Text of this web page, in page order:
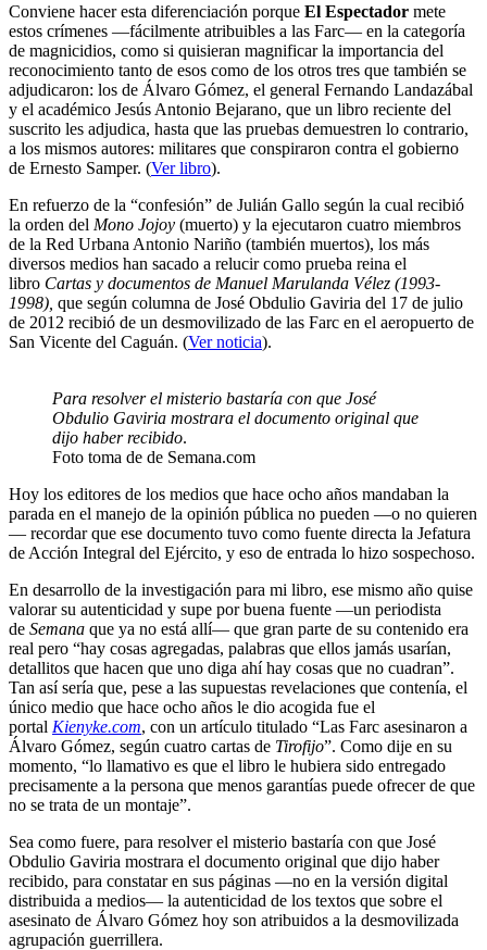
Conviene hacer esta diferenciación porque El Espectador mete
estos crímenes —fácilmente atribuibles a las Farc— en la categoría
de magnicidios, como si quisieran magnificar la importancia del
reconocimiento tanto de esos como de los otros tres que también se
adjudicaron: los de Álvaro Gómez, el general Fernando Landazábal
y el académico Jesús Antonio Bejarano, que un libro reciente del
suscrito les adjudica, hasta que las pruebas demuestren lo contrario,
a los mismos autores: militares que conspiraron contra el gobierno
de Ernesto Samper. (Ver libro).
En refuerzo de la “confesión” de Julián Gallo según la cual recibió
la orden del Mono Jojoy (muerto) y la ejecutaron cuatro miembros
de la Red Urbana Antonio Nariño (también muertos), los más
diversos medios han sacado a relucir como prueba reina el
libro Cartas y documentos de Manuel Marulanda Vélez (1993-
1998), que según columna de José Obdulio Gaviria del 17 de julio
de 2012 recibió de un desmovilizado de las Farc en el aeropuerto de
San Vicente del Caguán. (Ver noticia).
Para resolver el misterio bastaría con que José
Obdulio Gaviria mostrara el documento original que
dijo haber recibido.
Foto toma de de Semana.com
Hoy los editores de los medios que hace ocho años mandaban la
parada en el manejo de la opinión pública no pueden —o no quieren
— recordar que ese documento tuvo como fuente directa la Jefatura
de Acción Integral del Ejército, y eso de entrada lo hizo sospechoso.
En desarrollo de la investigación para mi libro, ese mismo año quise
valorar su autenticidad y supe por buena fuente —un periodista
de Semana que ya no está allí— que gran parte de su contenido era
real pero “hay cosas agregadas, palabras que ellos jamás usarían,
detallitos que hacen que uno diga ahí hay cosas que no cuadran”.
Tan así sería que, pese a las supuestas revelaciones que contenía, el
único medio que hace ocho años le dio acogida fue el
portal Kienyke.com, con un artículo titulado “Las Farc asesinaron a
Álvaro Gómez, según cuatro cartas de Tirofijo”. Como dije en su
momento, “lo llamativo es que el libro le hubiera sido entregado
precisamente a la persona que menos garantías puede ofrecer de que
no se trata de un montaje”.
Sea como fuere, para resolver el misterio bastaría con que José
Obdulio Gaviria mostrara el documento original que dijo haber
recibido, para constatar en sus páginas —no en la versión digital
distribuida a medios— la autenticidad de los textos que sobre el
asesinato de Álvaro Gómez hoy son atribuidos a la desmovilizada
agrupación guerrillera.